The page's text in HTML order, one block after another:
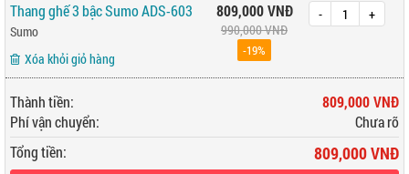
Thang ghế 3 bậc Sumo ADS-603
Sumo
Xóa khỏi giỏ hàng
809,000 VNĐ
990,000 VNĐ
-19%
- +
Thành tiền:
809,000 VNĐ
Phí vận chuyển:
Chưa rõ
Tổng tiền:
809,000 VNĐ